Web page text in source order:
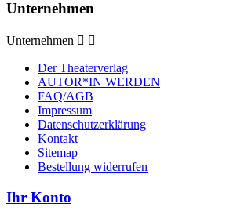
Unternehmen
Unternehmen  
Der Theaterverlag
AUTOR*IN WERDEN
FAQ/AGB
Impressum
Datenschutzerklärung
Kontakt
Sitemap
Bestellung widerrufen
Ihr Konto